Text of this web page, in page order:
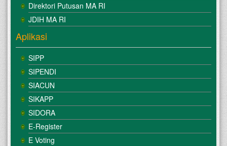
Direktori Putusan MA RI
JDIH MA RI
Aplikasi
SIPP
SIPENDI
SIACUN
SIKAPP
SIDORA
E-Register
E Voting